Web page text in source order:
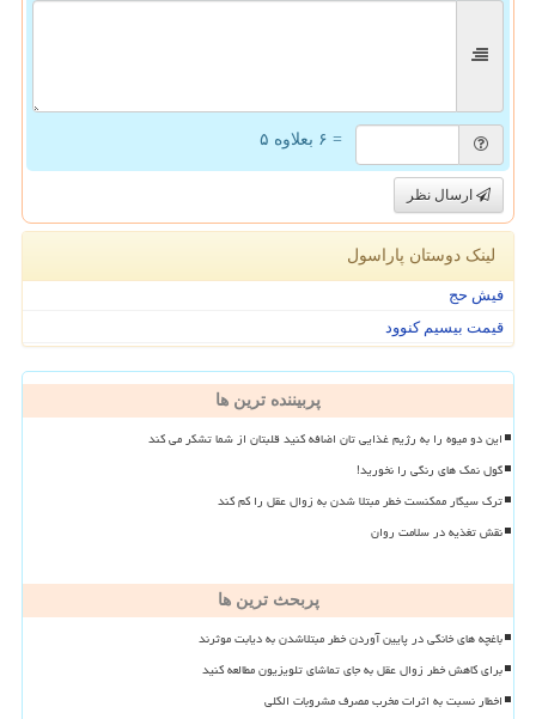
= ۶ بعلاوه ۵
ارسال نظر
لینک دوستان پاراسول
فیش حج
قیمت بیسیم کنوود
پربیننده ترین ها
این دو میوه را به رژیم غذایی تان اضافه کنید قلبتان از شما تشکر می کند
گول نمک های رنگی را نخورید!
ترک سیگار ممکنست خطر مبتلا شدن به زوال عقل را کم کند
نقش تغذیه در سلامت روان
پربحث ترین ها
باغچه های خانگی در پایین آوردن خطر مبتلاشدن به دیابت موثرند
برای کاهش خطر زوال عقل به جای تماشای تلویزیون مطالعه کنید
اخطار نسبت به اثرات مخرب مصرف مشروبات الکلی